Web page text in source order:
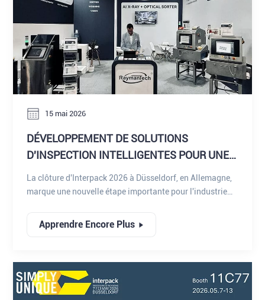
15 mai 2026
DÉVELOPPEMENT DE SOLUTIONS
D'INSPECTION INTELLIGENTES POUR UNE
FABRICATION INTELLIGENTE
La clôture d'Interpack 2026 à Düsseldorf, en Allemagne,
marque une nouvelle étape importante pour l'industrie
l'innovation, l'automatisation et l'intelligence numérique
continuent de redéfinir les normes de production. Parmi
intelligentes de nouvelle génération, confortant ainsi sa
position de fournisseur visionnaire de systèmes
Apprendre Encore Plus